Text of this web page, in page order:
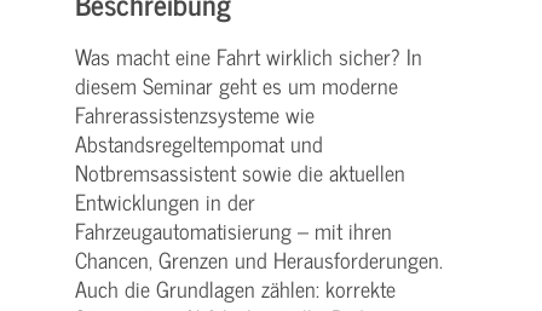
Was macht eine Fahrt wirklich sicher? In
diesem Seminar geht es um moderne
Fahrerassistenzsysteme wie
Abstandsregeltempomat und
Notbremsassistent sowie die aktuellen
Entwicklungen in der
Fahrzeugautomatisierung – mit ihren
Chancen, Grenzen und Herausforderungen.
Auch die Grundlagen zählen: korrekte